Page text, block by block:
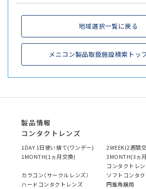
地域選択一覧に戻る
メニコン製品取扱施設検索トッ
製品情報
コンタクトレンズ
1DAY 1日使い捨て(ワンデー)
2WEEK(2週間
1MONTH(1ヵ月交換)
3MONTH(3ヵ
コンタクトレ
カラコン（サークルレンズ）
ソフトコンタ
ハードコンタクトレンズ
円錐角膜用